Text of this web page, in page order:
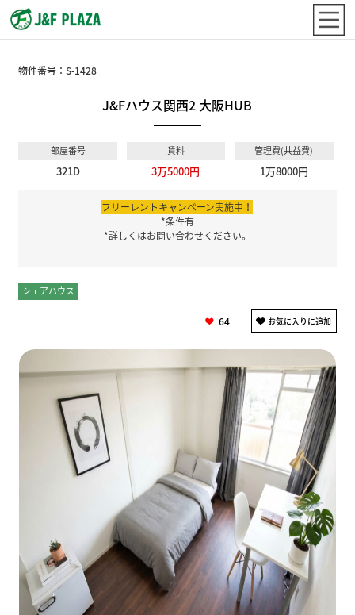
物件番号：S-1428
J&Fハウス関西2 大阪HUB
部屋番号
321D
賃料
3万5000円
管理費(共益費)
1万8000円
フリーレントキャンペーン実施中！
*条件有
*詳しくはお問い合わせください。
シェアハウス
64